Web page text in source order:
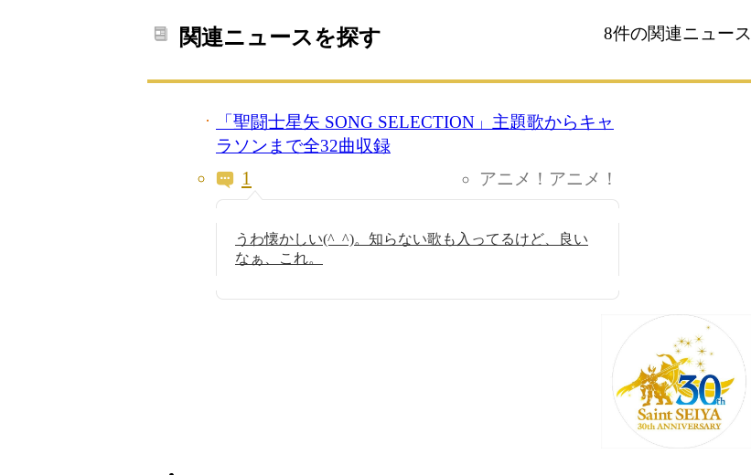
関連ニュースを探す 8件の関連ニュース
「聖闘士星矢 SONG SELECTION」主題歌からキャ
ラソンまで全32曲収録
アニメ！アニメ！
1
うわ懐かしい(^_^)。知らない歌も入ってるけど、良い
なぁ、これ。